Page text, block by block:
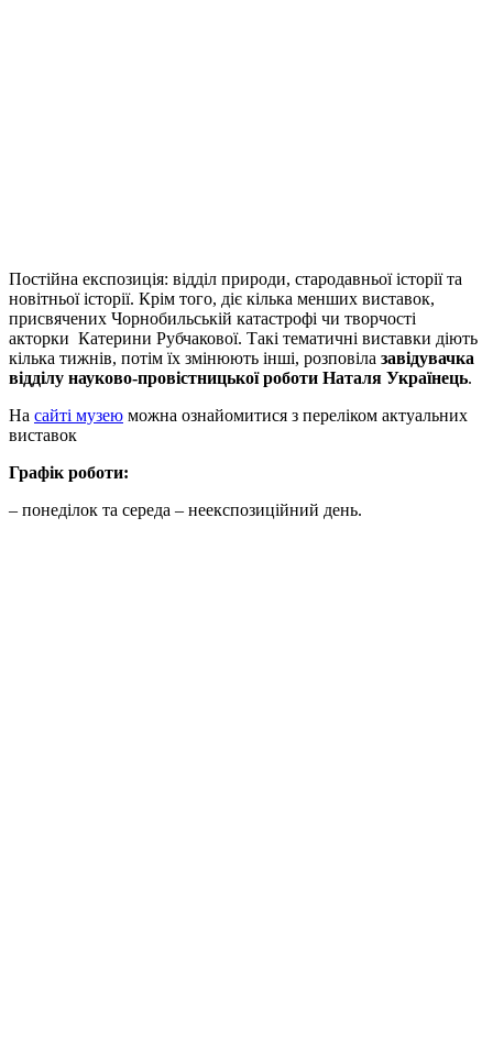
Постійна експозиція: відділ природи, стародавньої історії та
новітньої історії. Крім того, діє кілька менших виставок,
присвячених Чорнобильській катастрофі чи творчості
акторки Катерини Рубчакової. Такі тематичні виставки діють
кілька тижнів, потім їх змінюють інші, розповіла завідувачка
відділу науково-провістницької роботи Наталя Українець.
На сайті музею можна ознайомитися з переліком актуальних
виставок
Графік роботи:
– понеділок та середа – неекспозиційний день.